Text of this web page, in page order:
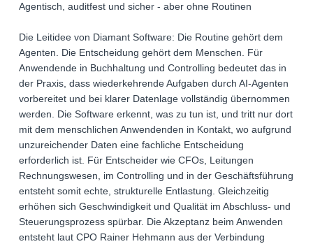
Agentisch, auditfest und sicher - aber ohne Routinen
Die Leitidee von Diamant Software: Die Routine gehört dem
Agenten. Die Entscheidung gehört dem Menschen. Für
Anwendende in Buchhaltung und Controlling bedeutet das in
der Praxis, dass wiederkehrende Aufgaben durch AI-Agenten
vorbereitet und bei klarer Datenlage vollständig übernommen
werden. Die Software erkennt, was zu tun ist, und tritt nur dort
mit dem menschlichen Anwendenden in Kontakt, wo aufgrund
unzureichender Daten eine fachliche Entscheidung
erforderlich ist. Für Entscheider wie CFOs, Leitungen
Rechnungswesen, im Controlling und in der Geschäftsführung
entsteht somit echte, strukturelle Entlastung. Gleichzeitig
erhöhen sich Geschwindigkeit und Qualität im Abschluss- und
Steuerungsprozess spürbar. Die Akzeptanz beim Anwenden
entsteht laut CPO Rainer Hehmann aus der Verbindung